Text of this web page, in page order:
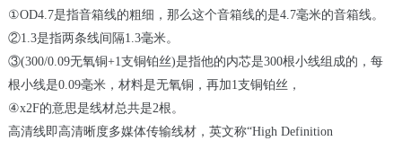
①OD4.7是指音箱线的粗细，那么这个音箱线的是4.7毫米的音箱线。
②1.3是指两条线间隔1.3毫米。
③(300/0.09无氧铜+1 支铜铂丝)是指他的内芯是300根小线组成的，每
根小线是0.09毫米，材料是无氧铜，再加1 支铜铂丝，
④x2F的意思是线材总共是2根。
高清线即高清晰度多媒体传输线材，英文称“High Definition